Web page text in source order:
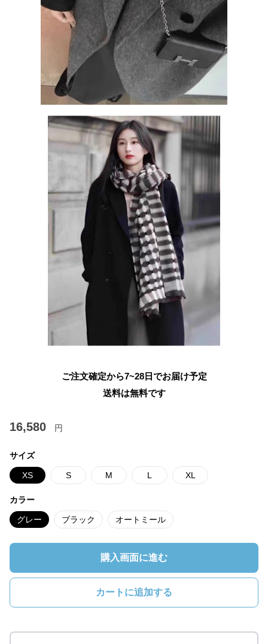
ご注文確定から7~28日でお届け予定
送料は無料です
16,580 円
サイズ
XS S M L XL
カラー
グレー ブラック オートミール
購入画面に進む
カートに追加する